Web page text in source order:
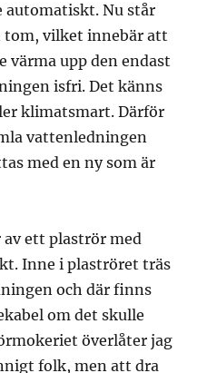
automatiskt. Nu står
tom, vilket innebär att
värma upp den endast
isfri. Det känns
klimatsmart. Därför
vattenledningen
med en ny som är
ett plaströr med
Inne i plaströret träs
och där finns
om det skulle
överlåter jag
folk, men att dra